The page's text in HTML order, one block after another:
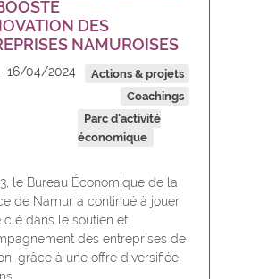
DES
NAMUROISES
16/04/2024
Actions & projets
Coachings
Parc d'activité
économique
le Bureau Économique de la
de Namur a continué à jouer
clé dans le soutien et
des entreprises de
grâce à une offre diversifiée